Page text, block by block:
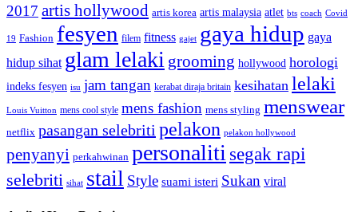
2017 artis hollywood artis korea artis malaysia atlet bts coach Covid
19 Fashion fesyen filem fitness gajet gaya hidup gaya
hidup sihat glam lelaki grooming hollywood horologi
indeks fesyen isu jam tangan kerabat diraja britain kesihatan lelaki
Louis Vuitton mens cool style mens fashion mens styling menswear
netflix pasangan selebriti pelakon pelakon hollywood
penyanyi perkahwinan personalitisegak rapi
selebriti sihat stail Style suami isteri Sukan viral